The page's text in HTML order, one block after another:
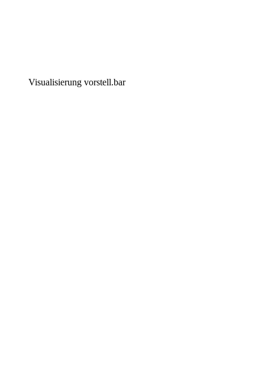
Visualisierung vorstell.bar